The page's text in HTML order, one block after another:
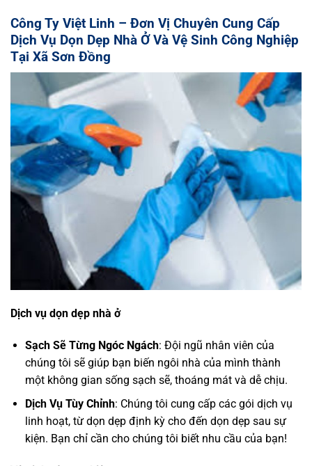
Công Ty Việt Linh – Đơn Vị Chuyên Cung Cấp
Dịch Vụ Dọn Dẹp Nhà Ở Và Vệ Sinh Công Nghiệp
Tại Xã Sơn Đồng
Dịch vụ dọn dẹp nhà ở
Sạch Sẽ Từng Ngóc Ngách: Đội ngũ nhân viên của
chúng tôi sẽ giúp bạn biến ngôi nhà của mình thành
một không gian sống sạch sẽ, thoáng mát và dễ chịu.
Dịch Vụ Tùy Chỉnh: Chúng tôi cung cấp các gói dịch vụ
linh hoạt, từ dọn dẹp định kỳ cho đến dọn dẹp sau sự
kiện. Bạn chỉ cần cho chúng tôi biết nhu cầu của bạn!